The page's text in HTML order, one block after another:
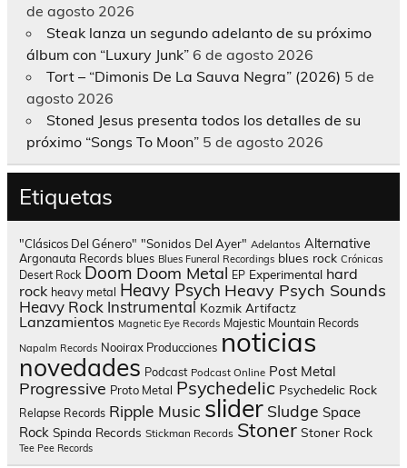
de agosto 2026
Steak lanza un segundo adelanto de su próximo
álbum con “Luxury Junk” 6 de agosto 2026
Tort – “Dimonis De La Sauva Negra” (2026) 5 de
agosto 2026
Stoned Jesus presenta todos los detalles de su
próximo “Songs To Moon” 5 de agosto 2026
Etiquetas
"Clásicos Del Género" "Sonidos Del Ayer" Adelantos Alternative
Argonauta Records blues Blues Funeral Recordings blues rock Crónicas
Desert Rock Doom Doom Metal EP Experimental hard
rock heavy metal Heavy Psych Heavy Psych Sounds
Heavy Rock Instrumental Kozmik Artifactz
Lanzamientos Magnetic Eye Records Majestic Mountain Records
Napalm Records Nooirax Producciones noticias
novedades Podcast Podcast Online Post Metal
Progressive Proto Metal Psychedelic Psychedelic Rock
Relapse Records Ripple Music slider Sludge Space
Rock Spinda Records Stickman Records Stoner Stoner Rock
Tee Pee Records